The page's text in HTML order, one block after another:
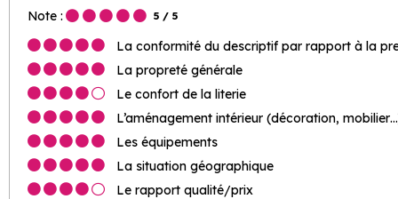
Note :
5 / 5
La conformité du descriptif par rapport à la
La propreté générale
Le confort de la literie
L’aménagement intérieur (décoration,
Les équipements
La situation géographique
Le rapport qualité/prix